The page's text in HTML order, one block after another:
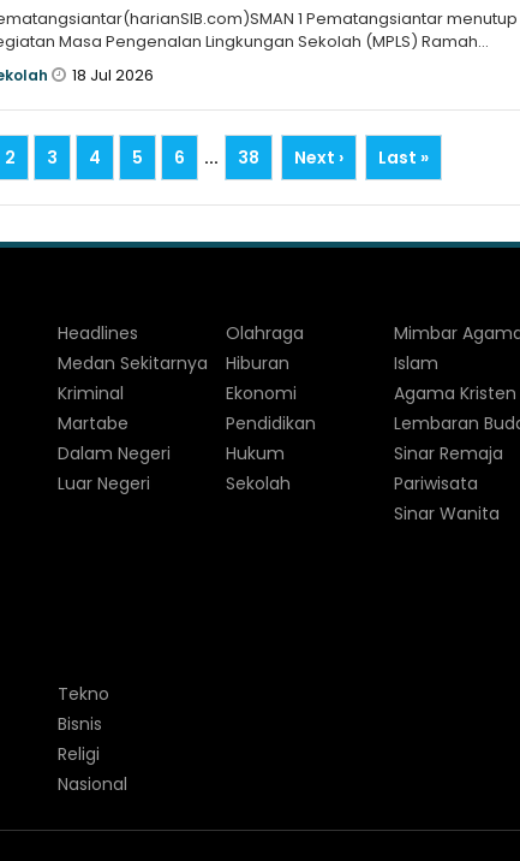
1 Pematangsiantar menutup
Masa Pengenalan Lingkungan Sekolah (MPLS) Ramah
mengukuhkan
18 Jul 2026
2 3 4 5 6 ... 38 Next › Last »
Headlines
Medan Sekitarnya
Kriminal
Martabe
Dalam Negeri
Luar Negeri
Olahraga
Hiburan
Ekonomi
Pendidikan
Hukum
Sekolah
Mimbar
Islam
Agama Kristen
Lembaran
Sinar Remaja
Pariwisata
Sinar Wanita
Tekno
Bisnis
Religi
Nasional